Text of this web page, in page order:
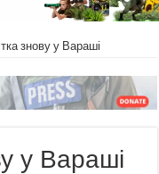
знову у Вараші
у Вараші